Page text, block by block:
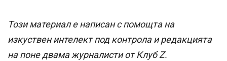
Този материал е написан с помощта на
изкуствен интелект под контрола и редакцията
на поне двама журналисти от Клуб Z.